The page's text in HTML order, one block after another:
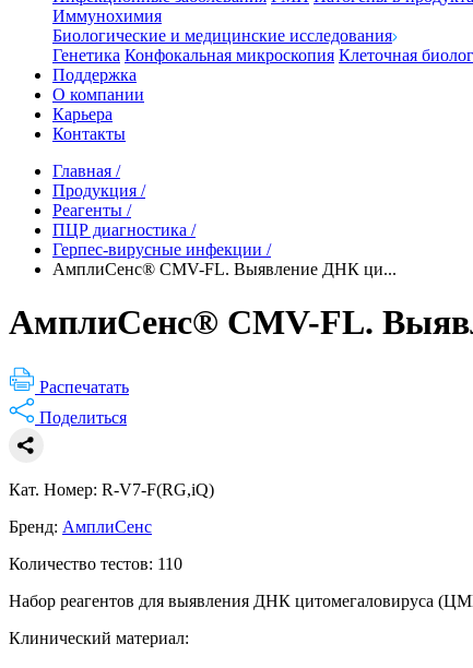
Иммунохимия
Биологические и медицинские исследования
Генетика Конфокальная микроскопия Клеточная
Поддержка
О компании
Карьера
Контакты
Главная /
Продукция /
Реагенты /
ПЦР диагностика /
Герпес-вирусные инфекции /
АмплиСенс® CMV-FL. Выявление ДНК ци...
АмплиСенс® CMV-FL.
Распечатать
Поделиться
Кат. Номер: R-V7-F(RG,iQ)
Бренд: АмплиСенс
Количество тестов: 110
Набор реагентов для выявления ДНК цитомегаловируса
Клинический материал: